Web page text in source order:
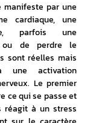
manifeste par une
cardiaque, une
parfois une
ou de perdre le
sont réelles mais
une activation
Le premier
ce qui se passe et
réagit à un stress